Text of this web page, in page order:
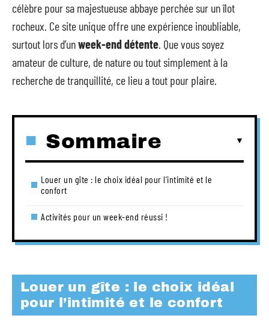
célèbre pour sa majestueuse abbaye perchée sur un îlot
rocheux. Ce site unique offre une expérience inoubliable,
surtout lors d’unweek-end détente. Que vous soyez
amateur de culture, de nature ou tout simplement à la
recherche de tranquillité, ce lieu a tout pour plaire.
Sommaire
Louer un gîte : le choix idéal pour l’intimité et le
confort
Activités pour un week-end réussi !
Louer un gîte : le choix idéal
pour l’intimité et le confort